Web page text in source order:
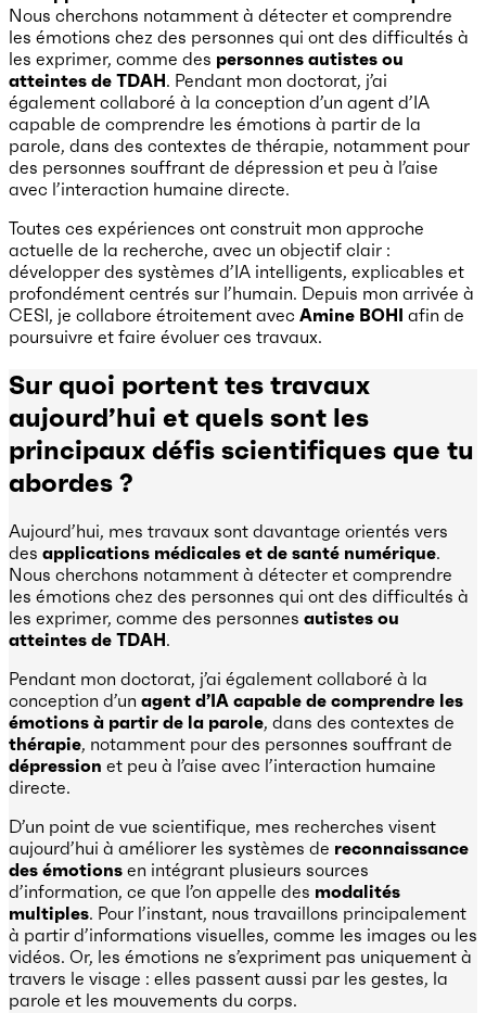
Nous cherchons notamment à détecter et comprendre
les émotions chez des personnes qui ont des difficultés à
les exprimer, comme des personnes autistes ou
atteintes de TDAH. Pendant mon doctorat, j’ai
également collaboré à la conception d’un agent d’IA
capable de comprendre les émotions à partir de la
parole, dans des contextes de thérapie, notamment pour
des personnes souffrant de dépression et peu à l’aise
avec l’interaction humaine directe.
Toutes ces expériences ont construit mon approche
actuelle de la recherche, avec un objectif clair :
développer des systèmes d’IA intelligents, explicables et
profondément centrés sur l’humain. Depuis mon arrivée à
CESI, je collabore étroitement avec Amine BOHI afin de
poursuivre et faire évoluer ces travaux.
Sur quoi portent tes travaux
aujourd’hui et quels sont les
principaux défis scientifiques que tu
abordes ?
Aujourd’hui, mes travaux sont davantage orientés vers
des applications médicales et de santé numérique.
Nous cherchons notamment à détecter et comprendre
les émotions chez des personnes qui ont des difficultés à
les exprimer, comme des personnes autistes ou
atteintes de TDAH.
Pendant mon doctorat, j’ai également collaboré à la
conception d’un agent d’IA capable de comprendre les
émotions à partir de la parole, dans des contextes de
thérapie, notamment pour des personnes souffrant de
dépression et peu à l’aise avec l’interaction humaine
directe.
D’un point de vue scientifique, mes recherches visent
aujourd’hui à améliorer les systèmes de reconnaissance
des émotions en intégrant plusieurs sources
d’information, ce que l’on appelle des modalités
multiples. Pour l’instant, nous travaillons principalement
à partir d’informations visuelles, comme les images ou les
vidéos. Or, les émotions ne s’expriment pas uniquement à
travers le visage : elles passent aussi par les gestes, la
parole et les mouvements du corps.